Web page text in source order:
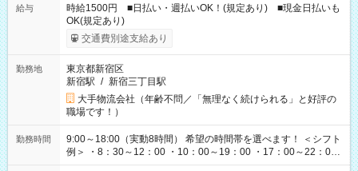
給与
時給1500円 ■日払い・週払いOK！(規定あり) ■現金日払いも
OK(規定あり)
交通費別途支給あり
勤務地
東京都新宿区
新宿駅 / 新宿三丁目駅
大手物流会社（年齢不問／「無理なく続けられる」と好評の
職場です！）
勤務時間
9:00～18:00（実動8時間） 希望の時間帯を選べます！ ＜シフト
例＞ ・8：30～12：00 ・10：00～19：00 ・17：00～22：00
・13：00～22：00 ・22：00～翌6：00 など